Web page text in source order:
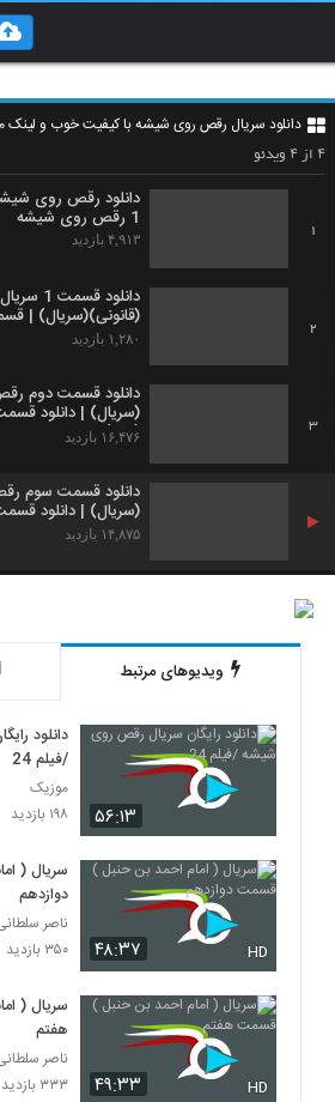
دانلود سریال رقص روی شیشه با کیفیت خوب و لینک
۴ از ۴ ویدئو
1 1 رقص روی شیشه
۴,۹۱۳ بازدید
2
دانلود
(قانونی)(سریال) |
شیشه (FULL online)
۱,۲۸۰ بازدید
3
دانلود قسمت دوم
(HD)۱۶,۴۷۶ بازدید
دانلود قسمت سوم
(HD)
۱۴,۸۷۵ بازدید
ویدیوهای مرتبط
۵۶:۱۳
دانلود
/فیلم 24
موزیک
۱۹۸ بازدید
۴۸:۳۷ HD
سریال (
دوازدهم
ناصر
۳۵۰ بازدید
۴۹:۳۳ HD
سریال (
هفتم
ناصر
۳۳۳ بازدید